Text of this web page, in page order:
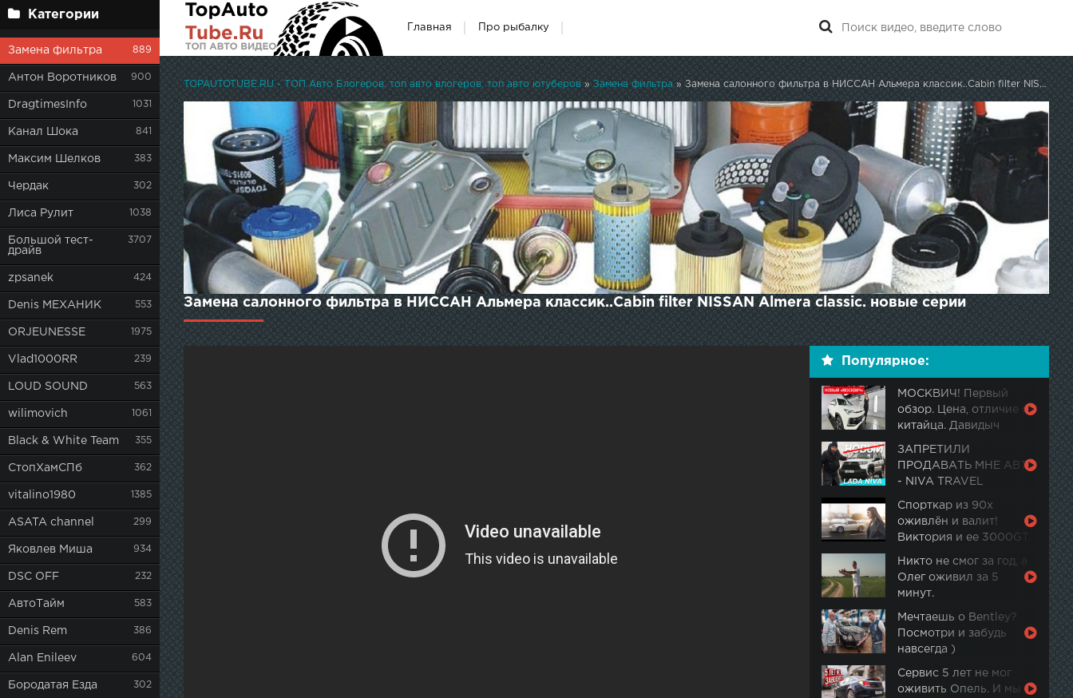
Категории
Замена фильтра 889
Антон Воротников 900
DragtimesInfo 1031
Канал Шока 841
Максим Шелков 383
Чердак 302
Лиса Рулит 1038
Большой тест-
драйв
3707
zpsanek 424
Denis МЕХАНИК 553
ORJEUNESSE 1975
Vlad1000RR 239
LOUD SOUND 563
wilimovich 1061
Black & White Team 355
СтопХамСПб 362
vitalino1980 1385
ASATA channel 299
Яковлев Миша 934
DSC OFF 232
АвтоТайм 583
Denis Rem 386
Alan Enileev 604
Бородатая Езда 302
Главная Про рыбалку
TOPAUTOTUBE.RU - ТОП Авто Блогеров, топ авто влогеров, топ авто ютуберов»Замена фильтра » Замена салонного фильтра в НИССАН Альмера классик..Cabin filter NISSAN Almera classic.
Замена салонного фильтра в НИССАН Альмера классик..Cabin filter NISSAN Almera classic. новые серии
Популярное:
МОСКВИЧ! Первый
обзор. Цена, отличие от
китайца. Давидыч
ЗАПРЕТИЛИ
ПРОДАВАТЬ МНЕ АВТО
- NIVA TRAVEL
Спорткар из 90х
оживлён и валит!
Виктория и ее 3000GT.
Никто не смог за год, а
Олег оживил за 5
минут.
Мечтаешь о Bentley?
Посмотри и забудь
навсегда )
Сервис 5 лет не мог
оживить Опель. И мы